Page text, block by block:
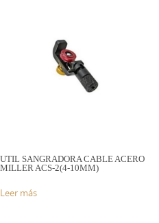
UTIL SANGRADORA CABLE ACERO
MILLER ACS-2(4-10MM)
Leer más